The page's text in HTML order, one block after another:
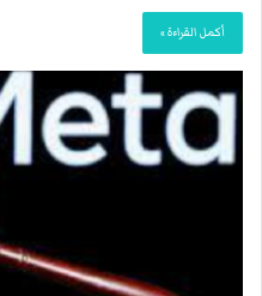
أكمل القراءة »